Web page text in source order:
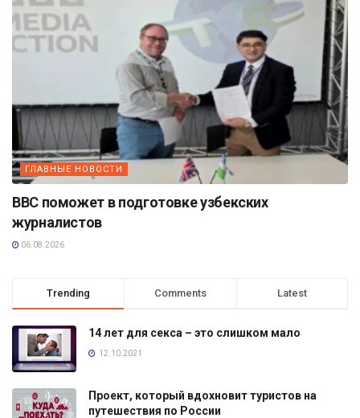
ГЛАВНЫЕ НОВОСТИ
BBC поможет в подготовке узбекских
журналистов
06.08.2026
Trending Comments Latest
14 лет для секса – это слишком мало
12.10.2021
Проект, который вдохновит туристов на
путешествия по России